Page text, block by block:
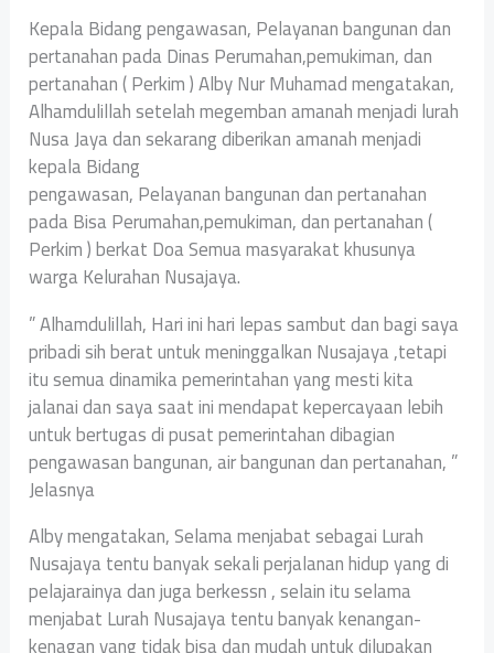
Kepala Bidang pengawasan, Pelayanan bangunan dan
pertanahan pada Dinas Perumahan,pemukiman, dan
pertanahan ( Perkim ) Alby Nur Muhamad mengatakan,
Alhamdulillah setelah megemban amanah menjadi lurah
Nusa Jaya dan sekarang diberikan amanah menjadi
kepala Bidang
pengawasan, Pelayanan bangunan dan pertanahan
pada Bisa Perumahan,pemukiman, dan pertanahan (
Perkim ) berkat Doa Semua masyarakat khusunya
warga Kelurahan Nusajaya.
” Alhamdulillah, Hari ini hari lepas sambut dan bagi saya
pribadi sih berat untuk meninggalkan Nusajaya ,tetapi
itu semua dinamika pemerintahan yang mesti kita
jalanai dan saya saat ini mendapat kepercayaan lebih
untuk bertugas di pusat pemerintahan dibagian
pengawasan bangunan, air bangunan dan pertanahan, ”
Jelasnya
Alby mengatakan, Selama menjabat sebagai Lurah
Nusajaya tentu banyak sekali perjalanan hidup yang di
pelajarainya dan juga berkessn , selain itu selama
menjabat Lurah Nusajaya tentu banyak kenangan-